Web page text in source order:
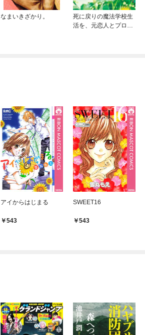
なまいきざかり。
死に戻りの魔法学校生
活を、元恋人とプロロ
アイからはじまる
543
SWEET16
543